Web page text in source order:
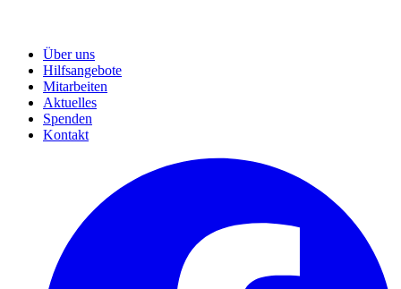
Über uns
Hilfsangebote
Mitarbeiten
Aktuelles
Spenden
Kontakt